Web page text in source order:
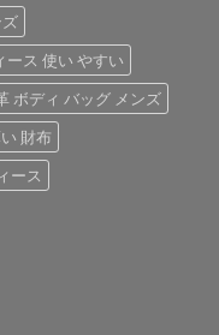
ース 使い やすい
ボディ バッグ メンズ
財布
ース